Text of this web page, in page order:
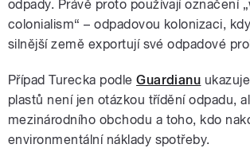
odpady. Právě proto používají označení
colonialism“ – odpadovou kolonizaci,
silnější země exportují své odpadové
Případ Turecka podleGuardianu
plastů není jen otázkou třídění odpadu,
mezinárodního obchodu a toho, kdo
environmentální náklady spotřeby.